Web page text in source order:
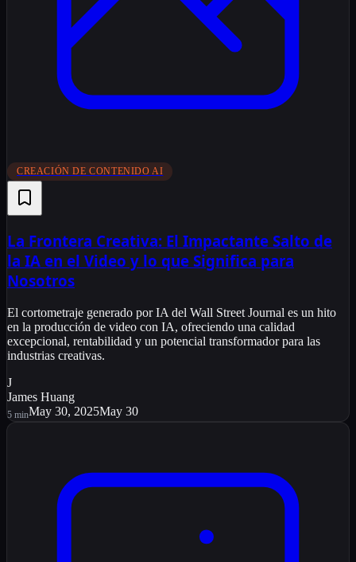
CREACIÓN DE CONTENIDO AI
La Frontera Creativa: El Impactante Salto de
la IA en el Video y lo que Significa para
Nosotros
El cortometraje generado por IA del Wall Street Journal es un hito
en la producción de video con IA, ofreciendo una calidad
excepcional, rentabilidad y un potencial transformador para las
industrias creativas.
J
James Huang
5 minMay 30, 2025May 30